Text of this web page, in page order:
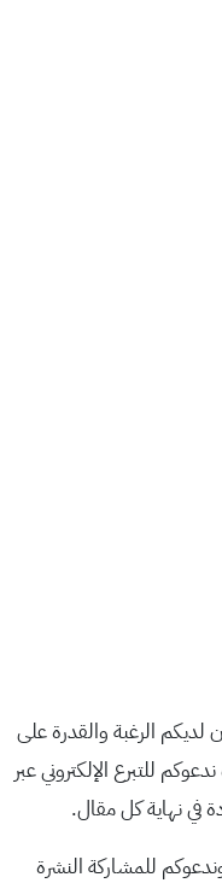
لديكم الرغبة والقدرة على
للتبرع الإلكتروني عبر
في نهاية كل مقال.
للمشاركة النشرة